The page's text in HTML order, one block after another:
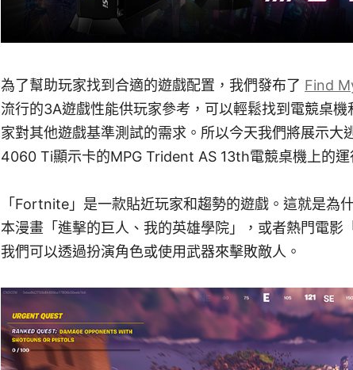
為了幫助玩家找到合適的遊戲配置，我們發布了 Find
流行的3A遊戲性能供玩家參考，可以輕鬆找到電競桌
家對其他遊戲基準測試的需求。所以今天我們將展示
4060 Ti顯示卡的MPG Trident AS 13th電競桌機上的運
「Fortnite」是一款貼近玩家和趨勢的遊戲。這就是為
本漫畫「進擊的巨人、我的英雄學院」，或者熱門電影
我們可以透過扮演角色或使用武器來擊敗敵人。